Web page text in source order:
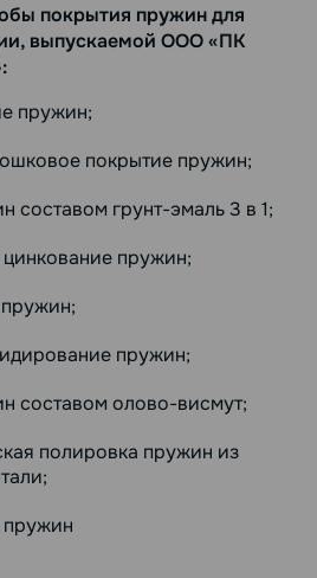
покрытия пружин для
выпускаемой ООО «ПК
пружин;
покрытие пружин;
составом грунт-эмаль 3 в 1;
цинкование пружин;
пружин;
составом олово-висмут;
полировка пружин из